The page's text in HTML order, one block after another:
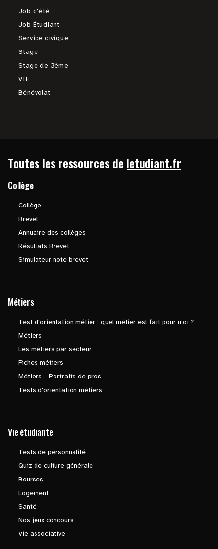
Job d'été
Job Étudiant
Service civique
Stage
Stage de 3ème
VIE
Bénévolat
Toutes les ressources de letudiant.fr
Collège
Collège
Brevet
Annuaire des collèges
Résultats Brevet
Simulateur note brevet
Métiers
Test d'orientation métier : quel métier est fait pour moi ?
Métiers
Les métiers par secteur
Fiches métiers
Métiers - Portraits de pros
Tests d'orientation métiers
Vie étudiante
Tests de personnalité
Quiz de culture générale
Bourses
Logement
Santé
Nos jeux concours
Vie associative